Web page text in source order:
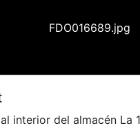
FDO016689.jpg
interior del almacén La